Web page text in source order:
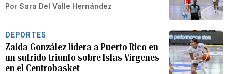
Por Sara Del Valle Hernández
DEPORTES
Zaida González lidera a Puerto Rico en
un sufrido triunfo sobre Islas Vírgenes
en el Centrobasket